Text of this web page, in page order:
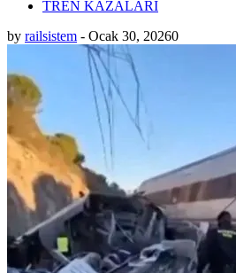
TREN KAZALARI
by railsistem - Ocak 30, 20260